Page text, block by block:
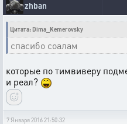
zhban
Цитата: Dima_Kemerovsky
спасибо соалам
которые по тимвиверу
и реал?
7 Января 2016 21:50:32